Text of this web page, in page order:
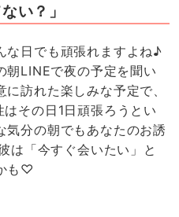
い？」
な日でも頑張れますよね♪
朝LINEで夜の予定を聞い
訪れた楽しみな予定で、
その日1日頑張ろうとい
気分の朝でもあなたのお誘
は「今すぐ会いたい」と
も♡